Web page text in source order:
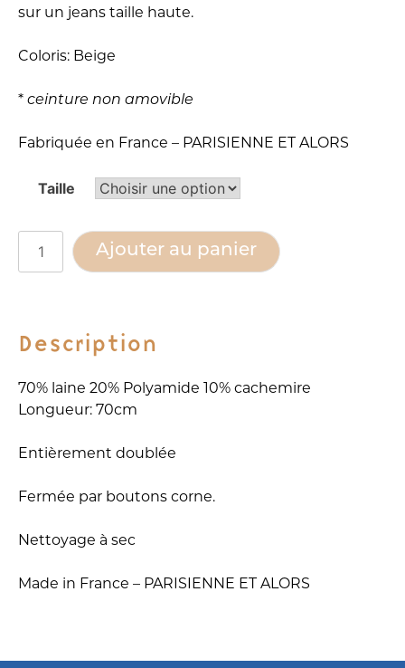
sur un jeans taille haute.
Coloris: Beige
*ceinture non amovible
Fabriquée en France – PARISIENNE ET ALORS
Taille
Ajouter au panier
Alternative:
Description
70% laine 20% Polyamide 10% cachemire
Longueur: 70cm
Entièrement doublée
Fermée par boutons corne.
Nettoyage à sec
Made in France – PARISIENNE ET ALORS